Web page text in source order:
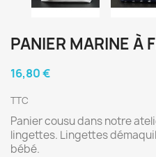
PANIER MARINE À
16,80 €
TTC
Panier cousu dans notre
lingettes. Lingettes
bébé.